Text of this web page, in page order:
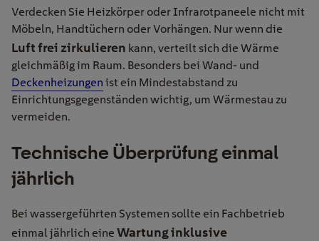
Verdecken Sie Heizkörper oder Infrarotpaneele nicht mit
Möbeln, Handtüchern oder Vorhängen. Nur wenn die
Luft frei zirkulieren kann, verteilt sich die Wärme
gleichmäßig im Raum. Besonders bei Wand- und
Deckenheizungen ist ein Mindestabstand zu
Einrichtungsgegenständen wichtig, um Wärmestau zu
vermeiden.
Technische Überprüfung einmal
jährlich
Bei wassergeführten Systemen sollte ein Fachbetrieb
einmal jährlich eine Wartung inklusive